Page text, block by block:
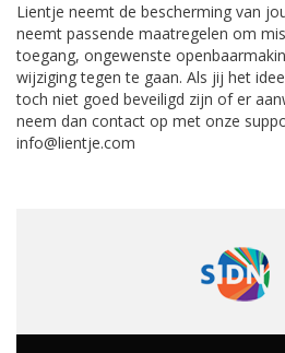
Lientje neemt de bescherming van
neemt passende maatregelen om
toegang, ongewenste
wijziging tegen te gaan. Als jij het
toch niet goed beveiligd zijn of er
neem dan contact op met onze
info@lientje.com